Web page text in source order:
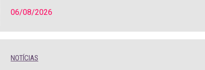
06/08/2026
NOTÍCIAS